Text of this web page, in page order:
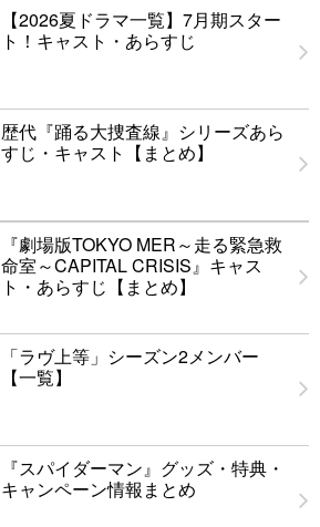
【2026夏ドラマ一覧】7月期スター
ト！キャスト・あらすじ
歴代『踊る大捜査線』シリーズあら
すじ・キャスト【まとめ】
『劇場版TOKYO MER～走る緊急救
命室～CAPITAL CRISIS』キャス
ト・あらすじ【まとめ】
「ラヴ上等」シーズン2メンバー
【一覧】
『スパイダーマン』グッズ・特典・
キャンペーン情報まとめ